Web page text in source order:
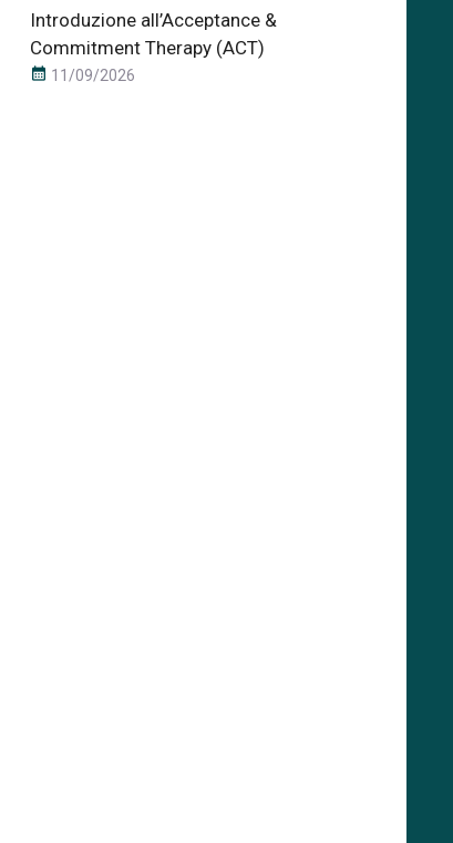
Introduzione all’Acceptance &
Commitment Therapy (ACT)
calendar_month 11/09/2026